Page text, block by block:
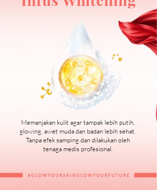
Memanjakan kulit agar tampak lebih putih,
glowing, awet muda dan badan lebih sehat.
Tanpa efek samping dan dilakukan oleh
tenaga medis profesional.